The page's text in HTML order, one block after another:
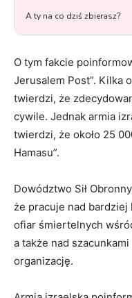
O tym fakcie
Jerusalem Post”. Kilka
twierdzi, że
cywile. Jednak armia
twierdzi, że około 25
Hamasu”.
Dowództwo Sił
że pracuje nad
ofiar śmiertelnych
a także nad
organizację.